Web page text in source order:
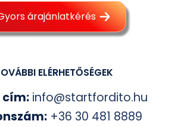
árajánlatkérés
ELÉRHETŐSÉGEK
cím: info@startfordito.hu
+36 30 481 8889